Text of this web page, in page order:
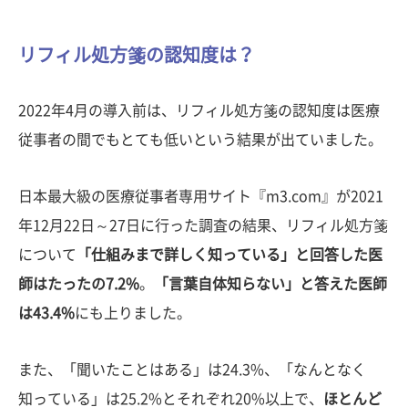
リフィル処方箋の認知度は？
2022年4月の導入前は、リフィル処方箋の認知度は医療
従事者の間でもとても低いという結果が出ていました。
日本最大級の医療従事者専用サイト『m3.com』が2021
年12月22日～27日に行った調査の結果、リフィル処方箋
について
「仕組みまで詳しく知っている」と回答した医
師はたったの7.2%。
「言葉自体知らない」と答えた医師
は43.4%にも上りました。
また、「聞いたことはある」は24.3%、「なんとなく
知っている」は25.2%とそれぞれ20%以上で、
ほとんど